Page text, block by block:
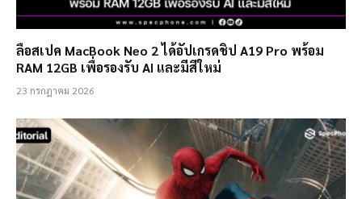
ลือสเปค MacBook Neo 2 ได้อัปเกรดชิป A19 Pro พร้อม
RAM 12GB เพื่อรองรับ AI และมีสีใหม่
23 กรกฎาคม 2026